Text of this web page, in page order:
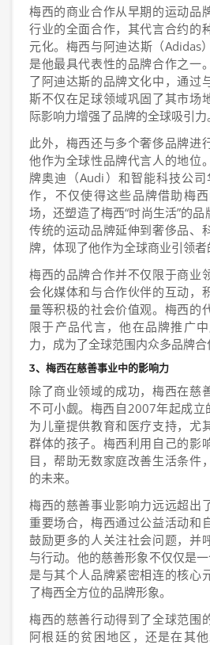
梅西的商业合作从早期的运动品
行业的全面合作，其代言合约的
元化。梅西与阿迪达斯（Adidas
是他最具代表性的品牌合作之一
了阿迪达斯的品牌文化中，通过
斯不仅在足球领域巩固了其市场
际影响力增强了品牌的全球吸引力
此外，梅西还与多个奢侈品牌进
他作为全球性品牌代言人的地位
牌奥迪（Audi）和智能科技公
作，不仅使得这些品牌借助梅
场，还塑造了梅西“时尚生活”的
传统的运动品牌延伸到奢侈品、
牌，体现了他作为全球商业引领者
梅西的品牌合作并不仅限于商业
会化媒体和与合作伙伴的互动，
量等积极的社会价值观。梅西的
限于产品代言，他在品牌推广
力，成为了全球范围内众多品牌合
3、梅西在慈善事业中的影响力
除了商业领域的成功，梅西在慈
不可小觑。梅西自2007年起成立
为儿童提供教育和医疗支持，尤
群体的孩子。梅西利用自己的影
目，帮助无数家庭改善生活条件
的未来。
梅西的慈善事业影响力远远超出
重要场合，梅西通过公益活动和
鼓励更多的人关注社会问题，并
与行动。他的慈善形象不仅仅是
是与其个人品牌紧密相连的核心
了梅西全方位的品牌形象。
梅西的慈善行动得到了全球范围
阿根廷的贫困地区，还是在其